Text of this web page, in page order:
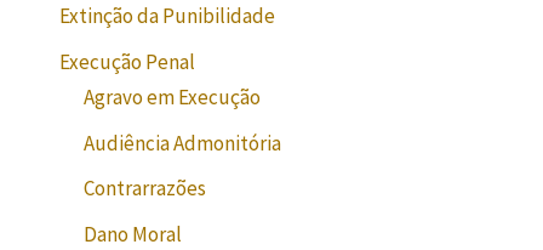
Extinção da Punibilidade
Execução Penal
Agravo em Execução
Audiência Admonitória
Contrarrazões
Dano Moral